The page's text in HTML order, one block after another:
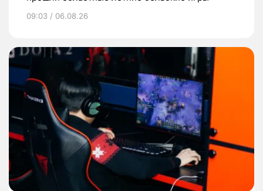
09:03 / 06.08.26